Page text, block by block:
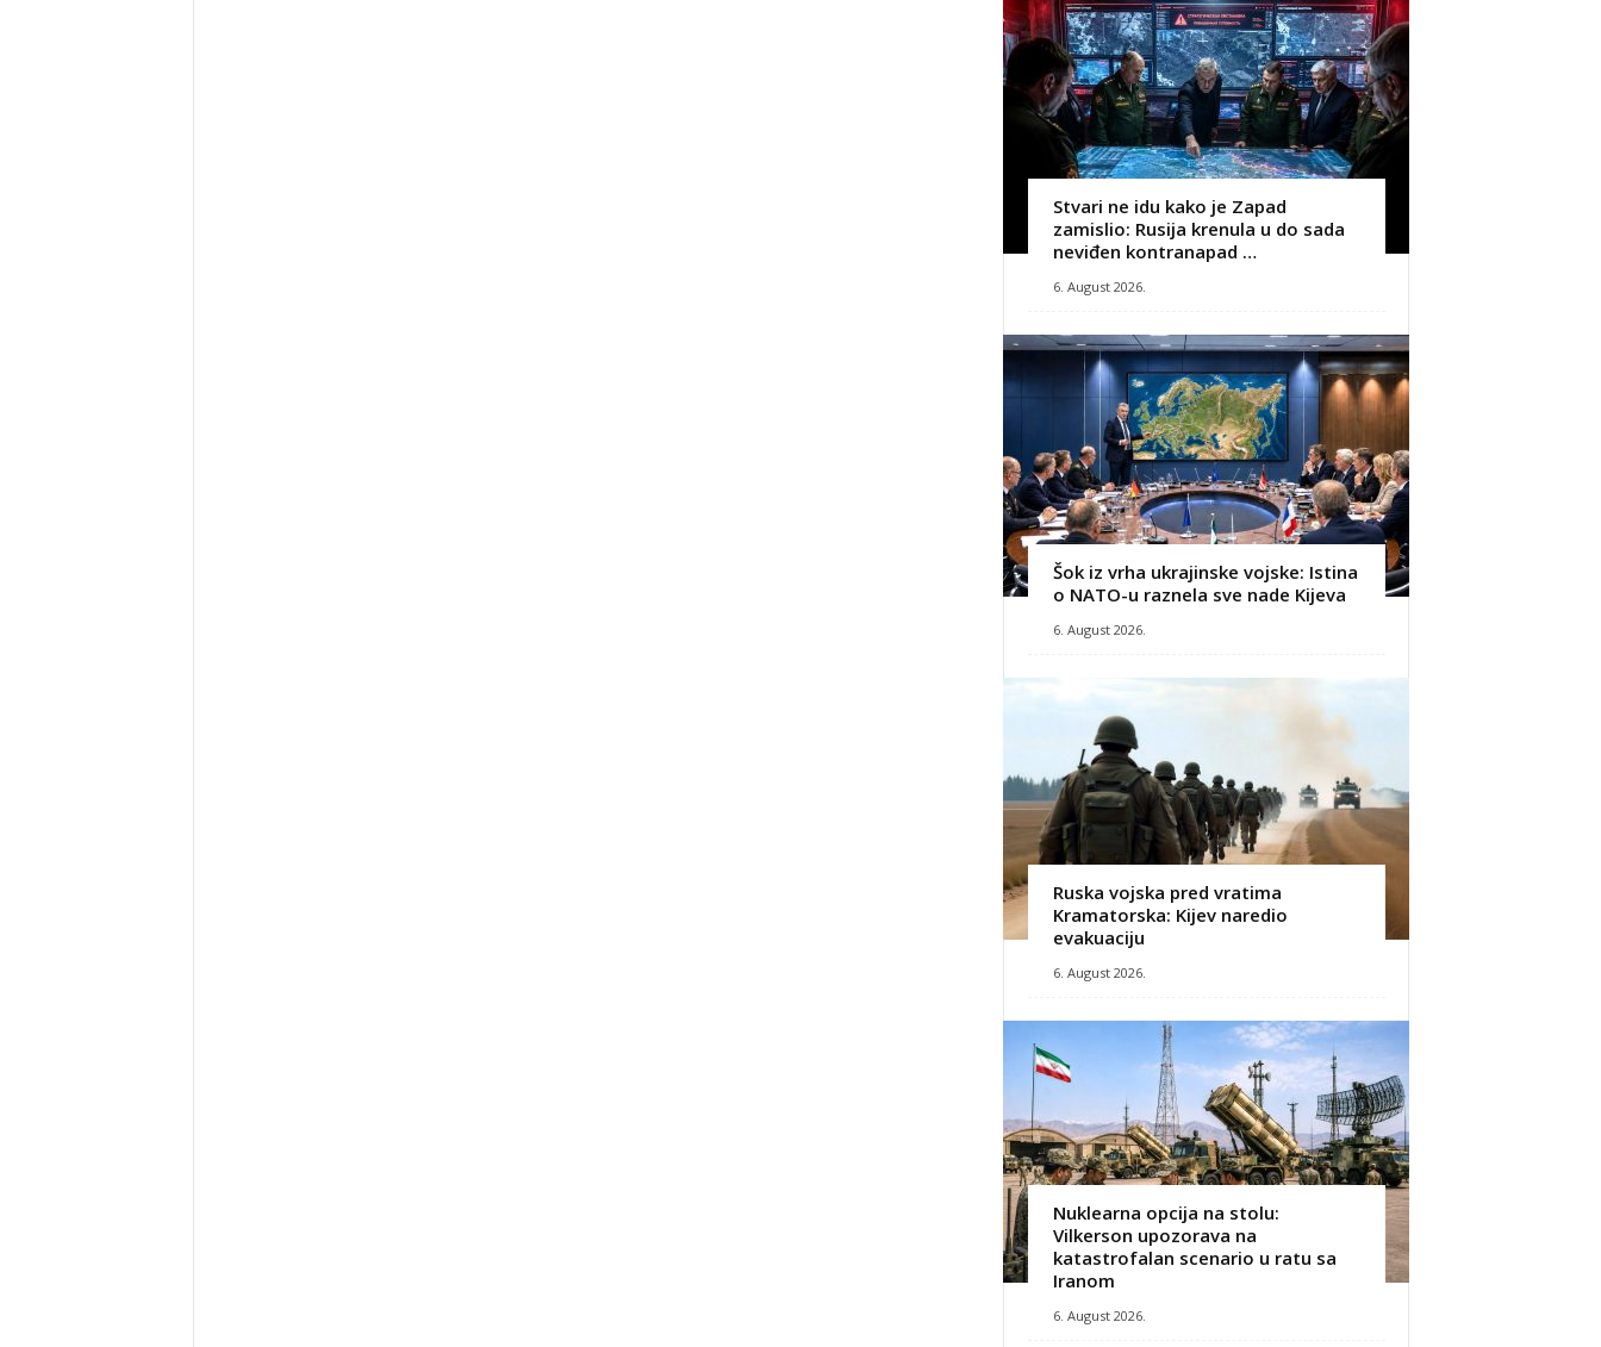
Stvari ne idu kako je Zapad
zamislio: Rusija krenula u do sada
neviđen kontranapad …
6. August 2026.
Šok iz vrha ukrajinske vojske: Istina
o NATO-u raznela sve nade Kijeva
6. August 2026.
Ruska vojska pred vratima
Kramatorska: Kijev naredio
evakuaciju
6. August 2026.
Nuklearna opcija na stolu:
Vilkerson upozorava na
katastrofalan scenario u ratu sa
Iranom
6. August 2026.